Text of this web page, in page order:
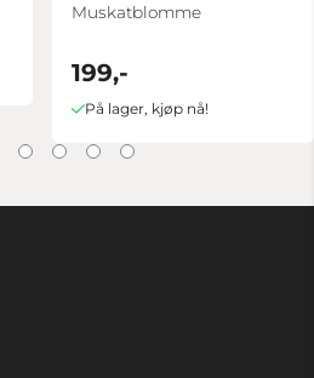
Muskatblomme
199,-
På lager, kjøp nå!